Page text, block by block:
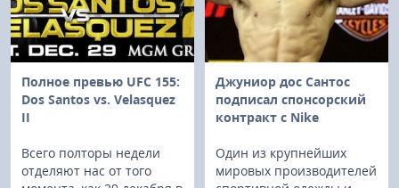
Полное превью UFC 155:
Dos Santos vs. Velasquez
II
Всего полторы недели
отделяют нас от того
Джуниор дос Сантос
подписал спонсорский
контракт с Nike
Один из крупнейших
мировых производителей